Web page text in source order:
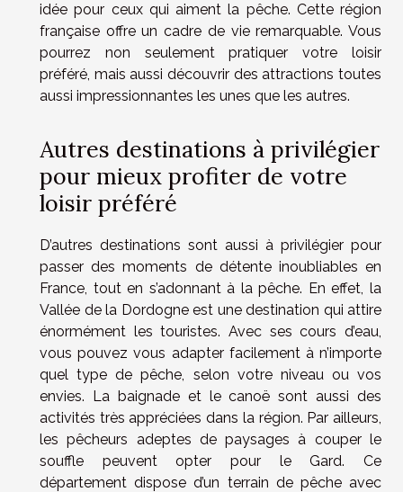
idée pour ceux qui aiment la pêche. Cette région
française offre un cadre de vie remarquable. Vous
pourrez non seulement pratiquer votre loisir
préféré, mais aussi découvrir des attractions toutes
aussi impressionnantes les unes que les autres.
Autres destinations à privilégier
pour mieux profiter de votre
loisir préféré
D’autres destinations sont aussi à privilégier pour
passer des moments de détente inoubliables en
France, tout en s’adonnant à la pêche. En effet, la
Vallée de la Dordogne est une destination qui attire
énormément les touristes. Avec ses cours d’eau,
vous pouvez vous adapter facilement à n’importe
quel type de pêche, selon votre niveau ou vos
envies. La baignade et le canoë sont aussi des
activités très appréciées dans la région. Par ailleurs,
les pêcheurs adeptes de paysages à couper le
souffle peuvent opter pour le Gard. Ce
département dispose d’un terrain de pêche avec